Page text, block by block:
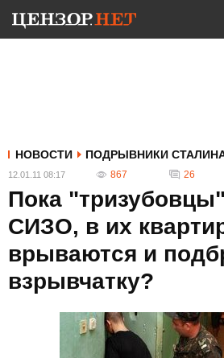
НОВОСТИ ПОДРЫВНИКИ
12.01.11 08:17 867 26
Пока
СИЗО, в их
врываются и
взрывчатку?